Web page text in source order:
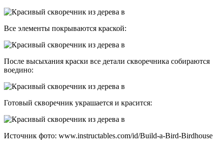
Все элементы покрываются краской:
После высыхания краски все детали скворечника собираются
воедино:
Готовый скворечник украшается и красится:
Источник фото: www.instructables.com/id/Build-a-Bird-Birdhouse